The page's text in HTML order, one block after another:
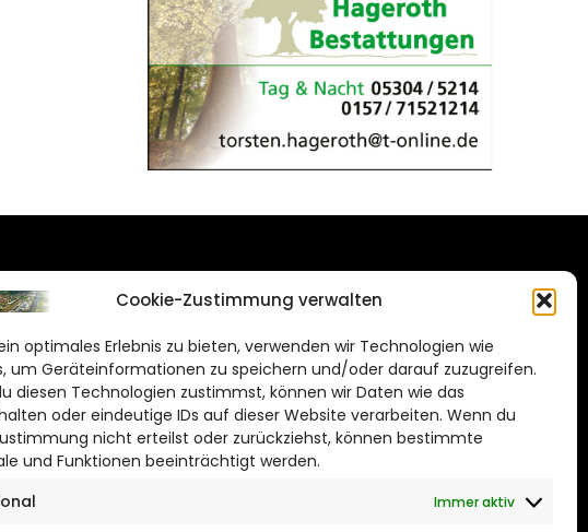
Cookie-Zustimmung verwalten
optimales Erlebnis zu bieten, verwenden wir Technologien wie
um Geräteinformationen zu speichern und/oder darauf zuzugreifen.
diesen Technologien zustimmst, können wir Daten wie das
oder eindeutige IDs auf dieser Website verarbeiten. Wenn du
nicht erteilst oder zurückziehst, können bestimmte
und Funktionen beeinträchtigt werden.
Immer aktiv
– 65
DAS STADTMAGAZIN
FÜR WOLFSBURG
Impressum
Datenschutzerklärung
Cookie Richtlinie
CITYLIFE! BEI FACEBOOK